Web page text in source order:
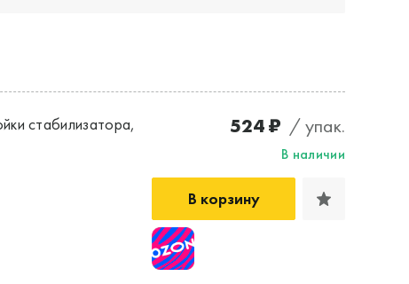
стабилизатора,
524 ₽ / упак.
В наличии
В корзину